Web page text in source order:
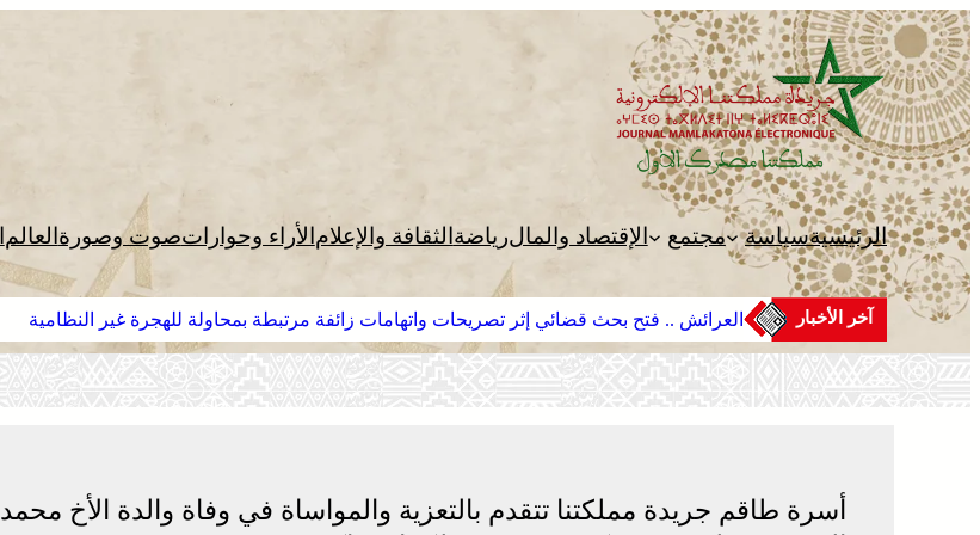
تخطى
إلى
المحتوى
الرئيسيةسياسة مجتمع الإقتصاد والمالرياضة الثقافة والإعلام الأراء وحواراتصوت وصورة العالم
آخر الأخبار العرائش .. فتح بحث قضائي إثر تصريحات واتهامات زائفة مرتبطة بمحاولة للهجرة غير النظامية
أسرة طاقم جريدة مملكتنا تتقدم بالتعزية والمواساة في وفاة والدة الأخ محمد